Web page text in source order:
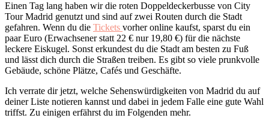
Einen Tag lang haben wir die roten Doppeldeckerbusse von City
Tour Madrid genutzt und sind auf zwei Routen durch die Stadt
gefahren. Wenn du die Tickets vorher online kaufst, sparst du ein
paar Euro (Erwachsener statt 22 € nur 19,80 €) für die nächste
leckere Eiskugel. Sonst erkundest du die Stadt am besten zu Fuß
und lässt dich durch die Straßen treiben. Es gibt so viele prunkvolle
Gebäude, schöne Plätze, Cafés und Geschäfte.
Ich verrate dir jetzt, welche Sehenswürdigkeiten von Madrid du auf
deiner Liste notieren kannst und dabei in jedem Falle eine gute Wahl
triffst. Zu einigen erfährst du im Folgenden mehr.